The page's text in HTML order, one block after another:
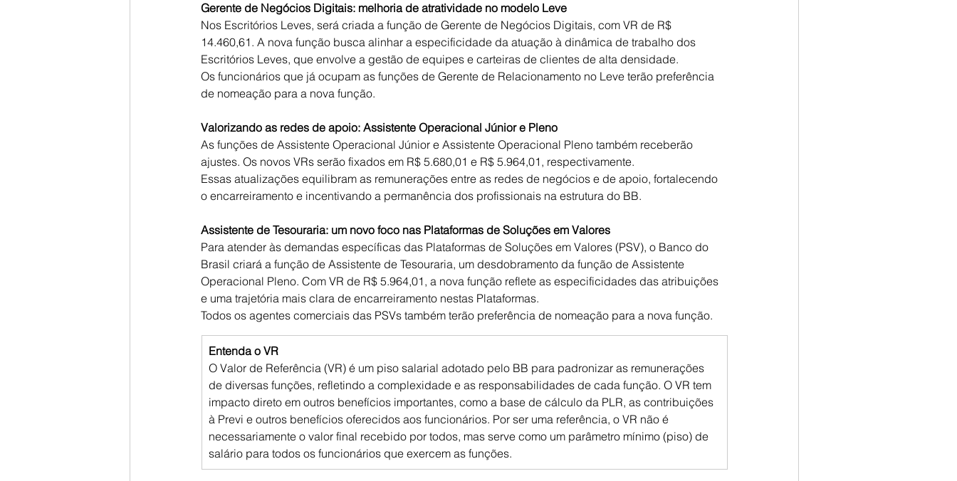
Gerente de Negócios Digitais: melhoria de atratividade no modelo Leve
Nos Escritórios Leves, será criada a função de Gerente de Negócios Digitais, com VR de R$
14.460,61. A nova função busca alinhar a especificidade da atuação à dinâmica de trabalho dos
Escritórios Leves, que envolve a gestão de equipes e carteiras de clientes de alta densidade.
Os funcionários que já ocupam as funções de Gerente de Relacionamento no Leve terão preferência
de nomeação para a nova função.
Valorizando as redes de apoio: Assistente Operacional Júnior e Pleno
As funções de Assistente Operacional Júnior e Assistente Operacional Pleno também receberão
ajustes. Os novos VRs serão fixados em R$ 5.680,01 e R$ 5.964,01, respectivamente.
Essas atualizações equilibram as remunerações entre as redes de negócios e de apoio, fortalecendo
o encarreiramento e incentivando a permanência dos profissionais na estrutura do BB.
Assistente de Tesouraria: um novo foco nas Plataformas de Soluções em Valores
Para atender às demandas específicas das Plataformas de Soluções em Valores (PSV), o Banco do
Brasil criará a função de Assistente de Tesouraria, um desdobramento da função de Assistente
Operacional Pleno. Com VR de R$ 5.964,01, a nova função reflete as especificidades das atribuições
e uma trajetória mais clara de encarreiramento nestas Plataformas.
Todos os agentes comerciais das PSVs também terão preferência de nomeação para a nova função.
Entenda o VR
O Valor de Referência (VR) é um piso salarial adotado pelo BB para padronizar as remunerações
de diversas funções, refletindo a complexidade e as responsabilidades de cada função. O VR tem
impacto direto em outros benefícios importantes, como a base de cálculo da PLR, as contribuições
à Previ e outros benefícios oferecidos aos funcionários. Por ser uma referência, o VR não é
necessariamente o valor final recebido por todos, mas serve como um parâmetro mínimo (piso) de
salário para todos os funcionários que exercem as funções.